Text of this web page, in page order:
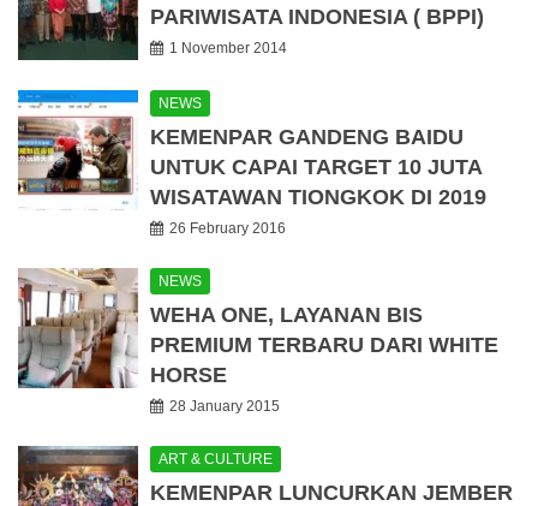
PARIWISATA INDONESIA ( BPPI)
1 November 2014
NEWS
KEMENPAR GANDENG BAIDU
UNTUK CAPAI TARGET 10 JUTA
WISATAWAN TIONGKOK DI 2019
26 February 2016
NEWS
WEHA ONE, LAYANAN BIS
PREMIUM TERBARU DARI WHITE
HORSE
28 January 2015
ART & CULTURE
KEMENPAR LUNCURKAN JEMBER